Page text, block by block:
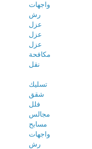
واجهات
رش
عزل
عزل
عزل
مكافحة
نقل
تسليك
شقق
فلل
مجالس
مسابح
واجهات
رش